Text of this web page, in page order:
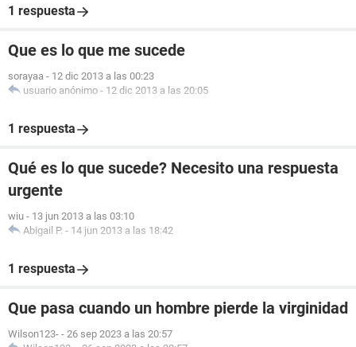
1 respuesta
Que es lo que me sucede
sorayaa - 12 dic 2013 a las 00:23
usuario anónimo - 12 dic 2013 a las 20:05
1 respuesta
Qué es lo que sucede? Necesito una respuesta
urgente
wiu - 13 jun 2013 a las 03:10
Abigail P. - 14 jun 2013 a las 18:42
1 respuesta
Que pasa cuando un hombre pierde la virginidad
Wilson123- - 26 sep 2023 a las 20:57